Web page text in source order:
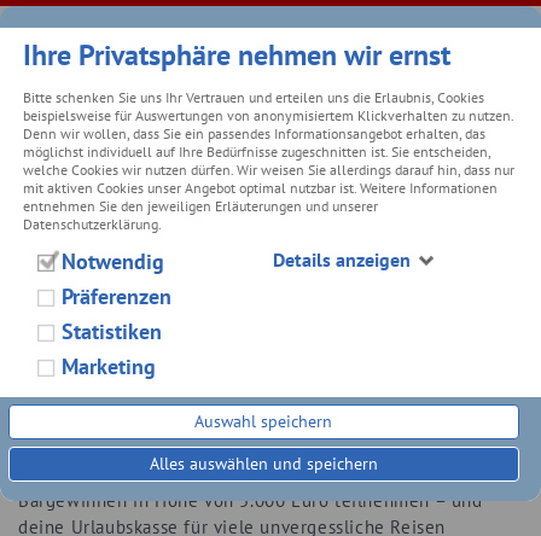
Ihre Privatsphäre nehmen wir ernst
Bitte schenken Sie uns Ihr Vertrauen und erteilen uns die Erlaubnis, Cookies
beispielsweise für Auswertungen von anonymisiertem Klickverhalten zu nutzen.
Denn wir wollen, dass Sie ein passendes Informationsangebot erhalten, das
möglichst individuell auf Ihre Bedürfnisse zugeschnitten ist. Sie entscheiden,
welche Cookies wir nutzen dürfen. Wir weisen Sie allerdings darauf hin, dass nur
mit aktiven Cookies unser Angebot optimal nutzbar ist. Weitere Informationen
entnehmen Sie den jeweiligen Erläuterungen und unserer
Datenschutzerklärung.
Notwendig
Präferenzen
Statistiken
Marketing
Details anzeigen
Auswahl speichern
Alles auswählen und speichern
ZURÜCK
CARAVANING TAGE 2025
26.02.2025
Du liebst Caravaning? Dann schau vom 15. bis 29. März
2025 bei uns rein und erlebe die CARAVANING TAGE mit
tollen Angeboten und sofort verfügbaren Caravans und
Reisemobilen.
Außerdem wartet eine einmalige Gewinnchance auf dich:
Wenn du während der CARAVANING TAGE bei uns
vorbeikommst, kannst du an der Verlosung von 10
Bargewinnen in Höhe von 5.000 Euro teilnehmen – und
deine Urlaubskasse für viele unvergessliche Reisen